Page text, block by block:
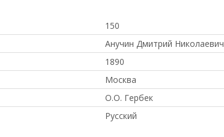
150
Анучин Дмитрий Николаевич
1890
Москва
О.О. Гербек
Русский